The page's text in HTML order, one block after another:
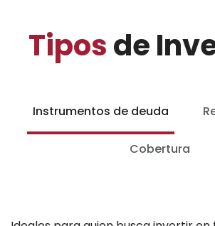
Tiposde
Instrumentos de deuda
Cobertura